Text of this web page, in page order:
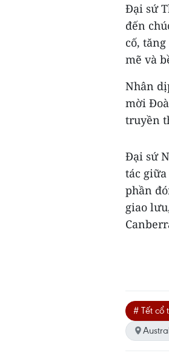
Đại sứ
đến
cố,
mẽ và
Nhân
mời
truyền
Đại sứ
tác
phần
giao
# Tết cổ